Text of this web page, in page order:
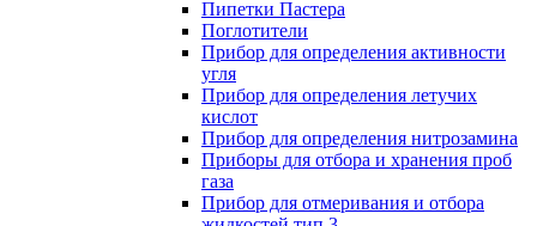
Пипетки Пастера
Поглотители
Прибор для определения активности
угля
Прибор для определения летучих
кислот
Прибор для определения нитрозамина
Приборы для отбора и хранения проб
газа
Прибор для отмеривания и отбора